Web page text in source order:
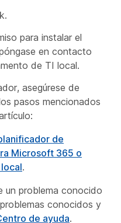
para instalar el
en contacto
de TI local.
asegúrese de
pasos mencionados
de
Microsoft 365 o
.
un problema conocido
problemas conocidos y
de ayuda.